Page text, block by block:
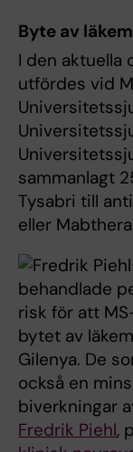
Byte av
I den aktuella
utfördes vid
sammanlagt
Tysabri till
eller
behandlade
risk för att
bytet av
Gilenya. De
också en
biverkningar
Fredrik Piehl,